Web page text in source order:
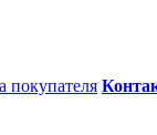
покупателя